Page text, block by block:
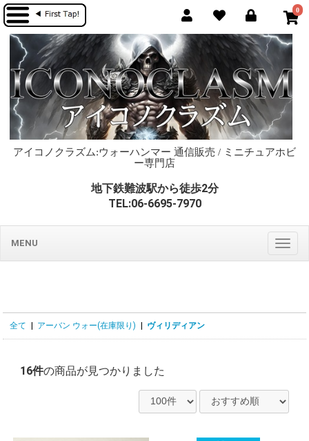
0
アイコノクラズム:ウォーハンマー 通信販売 / ミニチュアホビ
ー専門店
地下鉄難波駅から徒歩2分
TEL:06-6695-7970
MENU
全て アーバン ウォー(在庫限り) ヴィリディアン
16件の商品が見つかりました